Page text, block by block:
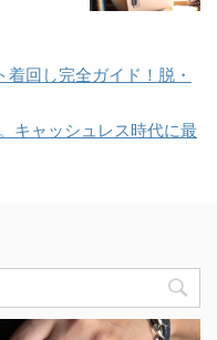
着回し完全ガイド！脱・
キャッシュレス時代に最